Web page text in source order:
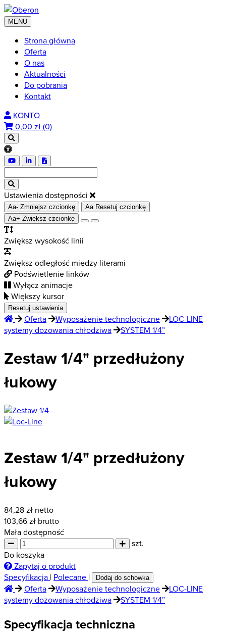
MENU
Strona główna
Oferta
O nas
Aktualności
Do pobrania
Kontakt
KONTO
0,00 zł (0)
Ustawienia dostępności
Aa- Zmniejsz czcionkę Aa Resetuj czcionkę
Aa+ Zwiększ czcionkę
Zwiększ wysokość linii
Zwiększ odległość między literami
Podświetlenie linków
Wyłącz animacje
Większy kursor
Resetuj ustawienia
Oferta Wyposażenie technologiczne
LOC-LINE
systemy dozowania chłodziwa
SYSTEM 1/4”
Zestaw 1/4" przedłużony
łukowy
Zestaw 1/4" przedłużony
łukowy
84,28zł netto
103,66zł brutto
Mała dostępność
szt.
Do koszyka
Zapytaj o produkt
Specyfikacja | Polecane | Dodaj do schowka
Oferta Wyposażenie technologiczne
LOC-LINE
systemy dozowania chłodziwa
SYSTEM 1/4”
Specyfikacja techniczna